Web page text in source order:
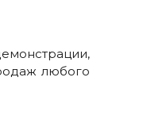
любого